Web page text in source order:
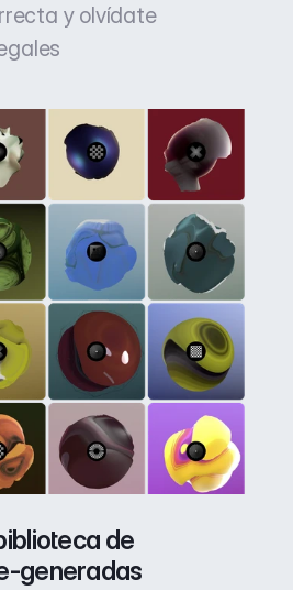
y olvídate
de
generadas